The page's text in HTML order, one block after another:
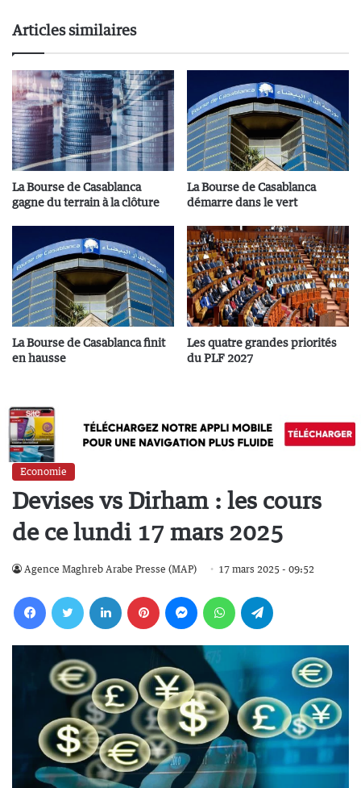
Articles similaires
La Bourse de Casablanca
gagne du terrain à la clôture
La Bourse de Casablanca
démarre dans le vert
La Bourse de Casablanca finit
en hausse
Les quatre grandes priorités
du PLF 2027